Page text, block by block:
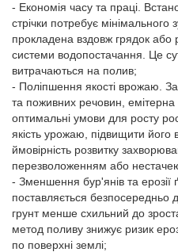
- Економія часу та праці.
стрічки потребує
прокладена вздовж грядок або
системи водопостачання. Це
витрачаються на полив;
- Поліпшення якості врожаю.
та поживних речовин, емітерна
оптимальні умови для росту
якість урожаю, підвищити його
ймовірність розвитку
перезволоженням або
- Зменшення бур'янів та ерозії
поставляється безпосередньо
грунт менше схильний до
метод поливу знижує ризик
по поверхні землі;